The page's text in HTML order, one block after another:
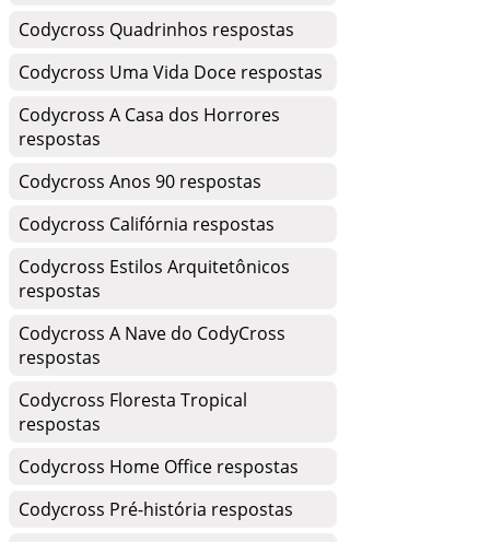
Codycross Quadrinhos respostas
Codycross Uma Vida Doce respostas
Codycross A Casa dos Horrores
respostas
Codycross Anos 90 respostas
Codycross Califórnia respostas
Codycross Estilos Arquitetônicos
respostas
Codycross A Nave do CodyCross
respostas
Codycross Floresta Tropical
respostas
Codycross Home Office respostas
Codycross Pré-história respostas